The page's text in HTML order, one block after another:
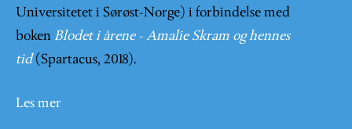
Universitetet i Sørøst-Norge) i forbindelse med
boken Blodet i årene - Amalie Skram og hennes
tid (Spartacus, 2018).
Les mer